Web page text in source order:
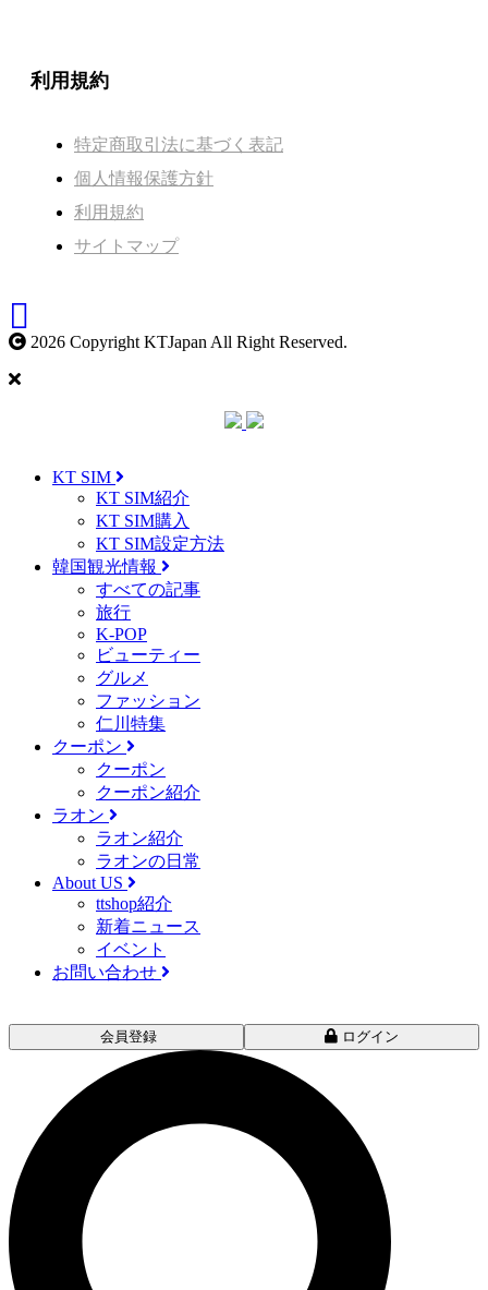
利用規約
特定商取引法に基づく表記
個人情報保護方針
利用規約
サイトマップ
2026 Copyright KTJapan All Right Reserved.
KT SIM
KT SIM紹介
KT SIM購入
KT SIM設定方法
韓国観光情報
すべての記事
旅行
K-POP
ビューティー
グルメ
ファッション
仁川特集
クーポン
クーポン
クーポン紹介
ラオン
ラオン紹介
ラオンの日常
About US
ttshop紹介
新着ニュース
イベント
お問い合わせ
会員登録 ログイン